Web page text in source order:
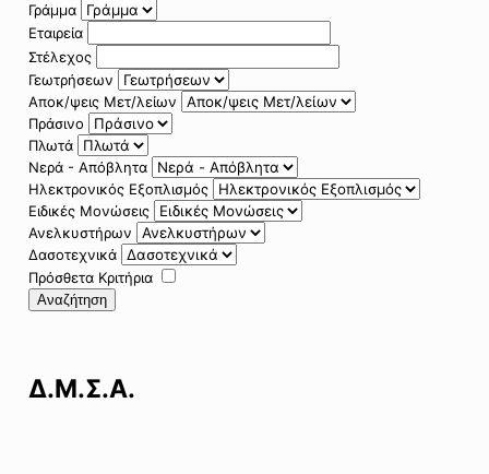
Γράμμα
Εταιρεία
Στέλεχος
Γεωτρήσεων
Αποκ/ψεις Μετ/λείων
Πράσινο
Πλωτά
Νερά - Απόβλητα
Ηλεκτρονικός Εξοπλισμός
Ειδικές Μονώσεις
Ανελκυστήρων
Δασοτεχνικά
Πρόσθετα Κριτήρια
Αναζήτηση
Δ.Μ.Σ.Α.